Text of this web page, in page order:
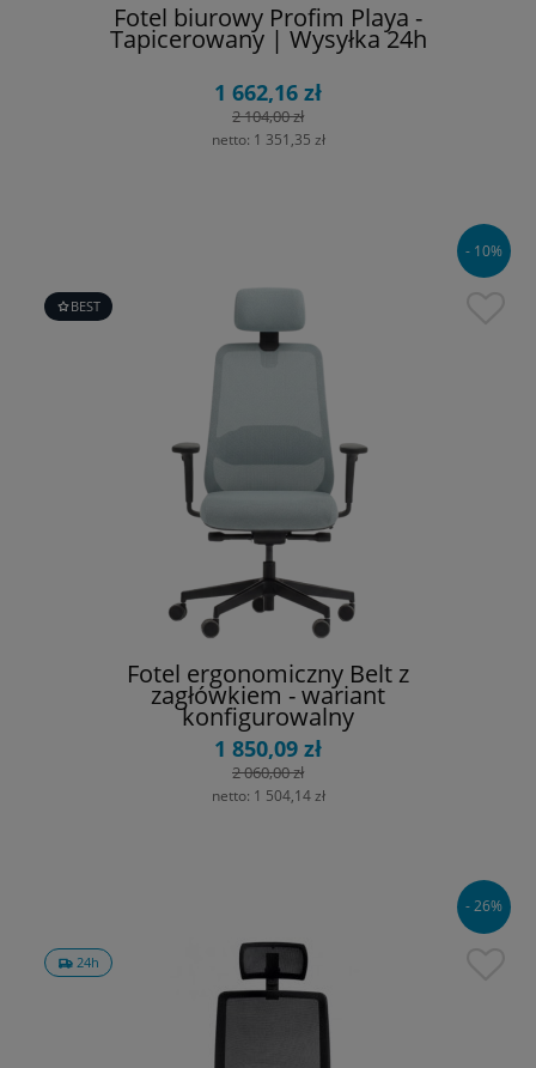
Fotel biurowy Profim Playa -
Tapicerowany | Wysyłka 24h
1 662,16 zł
2 104,00 zł
netto: 1 351,35 zł
BEST
Fotel ergonomiczny Belt z
zagłówkiem - wariant
konfigurowalny
1 850,09 zł
2 060,00 zł
netto: 1 504,14 zł
- 10%
24h
- 26%